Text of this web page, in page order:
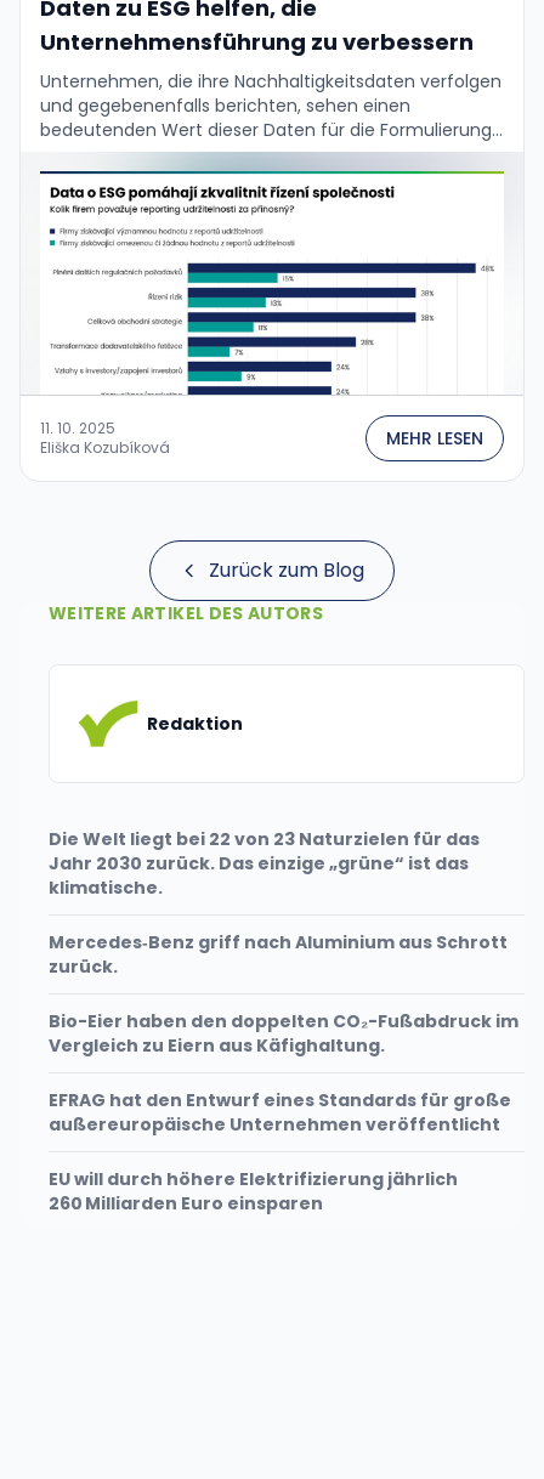
Daten zu ESG helfen, die
Unternehmensführung zu verbessern
Unternehmen, die ihre Nachhaltigkeitsdaten verfolgen
und gegebenenfalls berichten, sehen einen
bedeutenden Wert dieser Daten für die Formulierung
ihrer Geschäftsstrategie und die
Unternehmensführung. Das bestätigen die Ergebnisse
der aktuellen globalen Umfrage …
11. 10. 2025
Eliška Kozubíková
MEHR LESEN
Zurück zum Blog
WEITERE ARTIKEL DES AUTORS
Redaktion
Die Welt liegt bei 22 von 23 Naturzielen für das
Jahr 2030 zurück. Das einzige „grüne“ ist das
klimatische.
Mercedes‑Benz griff nach Aluminium aus Schrott
zurück.
Bio-Eier haben den doppelten CO₂-Fußabdruck im
Vergleich zu Eiern aus Käfighaltung.
EFRAG hat den Entwurf eines Standards für große
außereuropäische Unternehmen veröffentlicht
EU will durch höhere Elektrifizierung jährlich
260 Milliarden Euro einsparen